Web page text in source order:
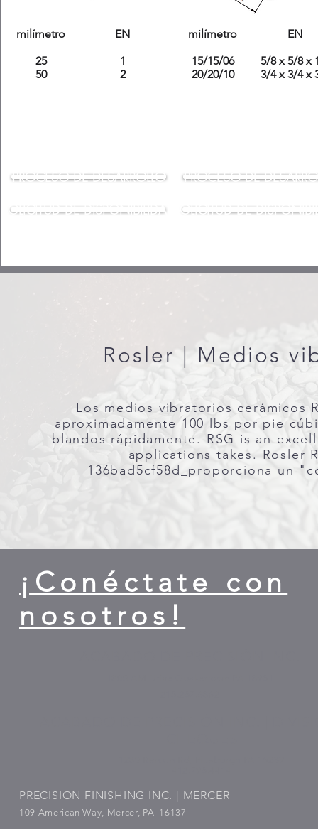
milímetro
25
50
EN
1
2
PROCESO DE DESARROLLO
SOLICITUD DE DISPONIBILIDAD
milímetro
15/15/06
20/20/10
EN
5/8 x 5/8 x
3/4 x 3/4 x
PROCESO DE
SOLICITUD DE
Rosler | Medios
Los medios vibratorios cerámicos
aproximadamente 100 lbs por pie
blandos rápidamente. RSG is an
applications takes. Rosler
136bad5cf58d_proporciona un
¡Conéctate con
nosotros!
PRECISION FINISHING INC. | MERCER
109 American Way, Mercer, PA 16137